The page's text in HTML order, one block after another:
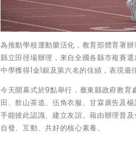
為推動學校運動樂活化，教育部體育署
縣立田徑場辦理，來自全國各縣市複賽
中學獲得1金1銀及第六名的佳績，表現最
今天開幕式於9點舉行，臺東縣政府教育
田、飲山茶道、伍角衣服、甘霖廣告及
手能彼此認識、建立友誼。藉由辦理普
自發、互動、共好的核心素養。